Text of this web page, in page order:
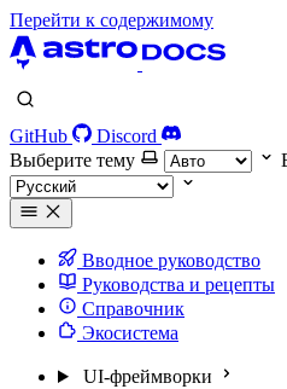
Перейти к содержимому
GitHub
Discord
Выберите тему
Вводное руководство
Руководства и рецепты
Справочник
Экосистема
UI-фреймворки